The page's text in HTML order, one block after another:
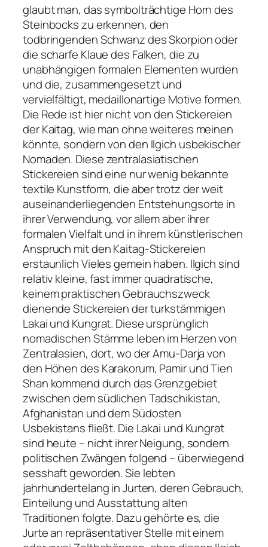
glaubt man, das symbolträchtige Horn des
Steinbocks zu erkennen, den
todbringenden Schwanz des Skorpion oder
die scharfe Klaue des Falken, die zu
unabhängigen formalen Elementen wurden
und die, zusammengesetzt und
vervielfältigt, medaillonartige Motive formen.
Die Rede ist hier nicht von den Stickereien
der Kaitag, wie man ohne weiteres meinen
könnte, sondern von den Ilgich usbekischer
Nomaden. Diese zentralasiatischen
Stickereien sind eine nur wenig bekannte
textile Kunstform, die aber trotz der weit
auseinanderliegenden Entstehungsorte in
ihrer Verwendung, vor allem aber ihrer
formalen Vielfalt und in ihrem künstlerischen
Anspruch mit den Kaitag-Stickereien
erstaunlich Vieles gemein haben. Ilgich sind
relativ kleine, fast immer quadratische,
keinem praktischen Gebrauchszweck
dienende Stickereien der turkstämmigen
Lakai und Kungrat. Diese ursprünglich
nomadischen Stämme leben im Herzen von
Zentralasien, dort, wo der Amu-Darja von
den Höhen des Karakorum, Pamir und Tien
Shan kommend durch das Grenzgebiet
zwischen dem südlichen Tadschikistan,
Afghanistan und dem Südosten
Usbekistans fließt. Die Lakai und Kungrat
sind heute – nicht ihrer Neigung, sondern
politischen Zwängen folgend – überwiegend
sesshaft geworden. Sie lebten
jahrhundertelang in Jurten, deren Gebrauch,
Einteilung und Ausstattung alten
Traditionen folgte. Dazu gehörte es, die
Jurte an repräsentativer Stelle mit einem